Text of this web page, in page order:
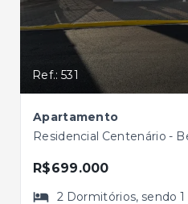
Ref.: 531
Apartamento
Residencial Centenário -
R$699.000
2 Dormitórios, sendo1